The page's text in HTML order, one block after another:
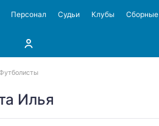
Персонал Судьи Клубы Сборные
Илья